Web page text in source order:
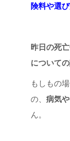
険料や選
昨日の死
についての
もしもの
の、病気
ん。